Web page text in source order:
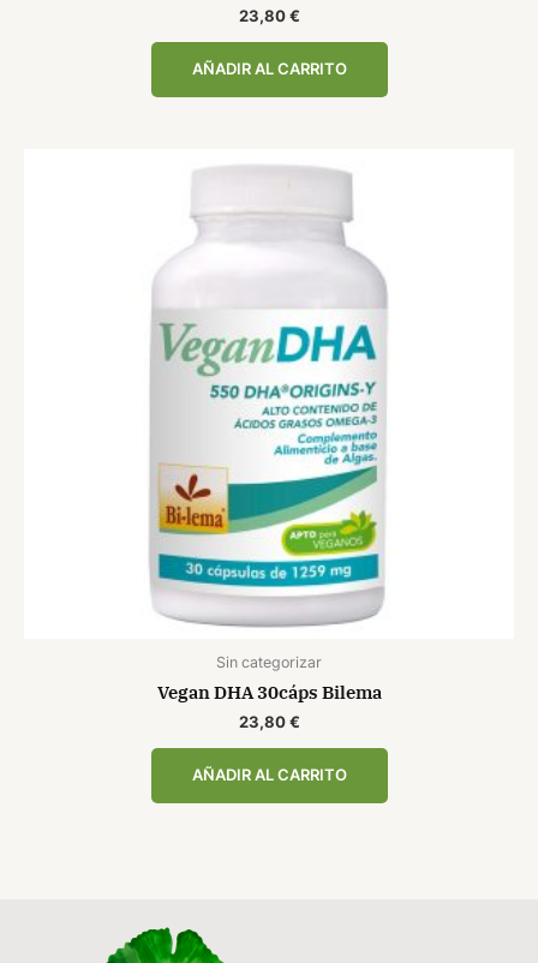
23,80€
AÑADIR AL CARRITO
Sin categorizar
Vegan DHA 30cáps Bilema
23,80€
AÑADIR AL CARRITO